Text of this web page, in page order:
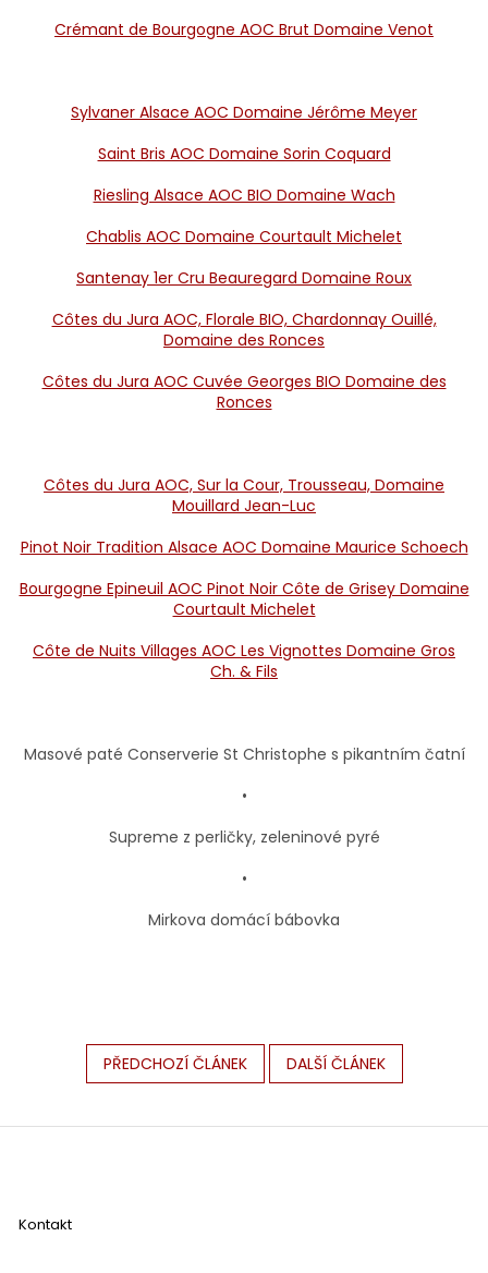
Crémant de Bourgogne AOC Brut Domaine Venot
Sylvaner Alsace AOC Domaine Jérôme Meyer
Saint Bris AOC Domaine Sorin Coquard
Riesling Alsace AOC BIO Domaine Wach
Chablis AOC Domaine Courtault Michelet
Santenay 1er Cru Beauregard Domaine Roux
Côtes du Jura AOC, Florale BIO, Chardonnay Ouillé,
Domaine des Ronces
Côtes du Jura AOC Cuvée Georges BIO Domaine des
Ronces
Côtes du Jura AOC, Sur la Cour, Trousseau, Domaine
Mouillard Jean-Luc
Pinot Noir Tradition Alsace AOC Domaine Maurice Schoech
Bourgogne Epineuil AOC Pinot Noir Côte de Grisey Domaine
Courtault Michelet
Côte de Nuits Villages AOC Les Vignottes Domaine Gros
Ch. & Fils
Masové paté Conserverie St Christophe s pikantním čatní
•
Supreme z perličky, zeleninové pyré
•
Mirkova domácí bábovka
PŘEDCHOZÍ ČLÁNEK DALŠÍ ČLÁNEK
Z
Kontakt